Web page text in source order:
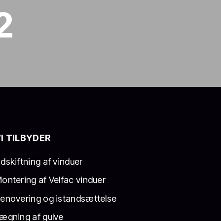
TILBYDER
af vinduer​
af Velfac vinduer
og istandsættelse
af gulve